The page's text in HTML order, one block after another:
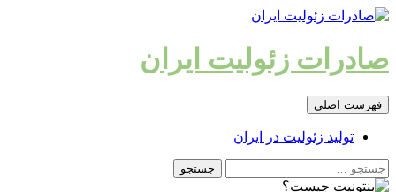
رفتن
نوشته‌ها
صادرات زئولیت ایران
جست‌وجو
فهرست اصلی
تولید زئولیت در ایران
جستجو
برای: